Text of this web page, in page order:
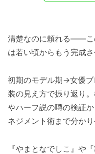
清楚なのに頼れる——こ
は若い頃からもう完成さ
初期のモデル期→女優
装の見え方で振り返り
やハーフ説の噂の検証
ネジメント術まで分か
『やまとなでしこ』や